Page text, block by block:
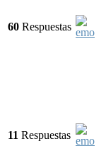
60 Respuestas
11 Respuestas